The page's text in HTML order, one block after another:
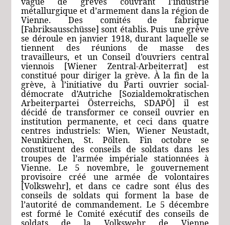
métallurgique et d’armement dans la région de
Vienne. Des comités de fabrique
[Fabriksausschüsse]sont établis. Puis une grève
se déroule en janvier 1918, durant laquelle se
tiennent des réunions de masse des
travailleurs, et un Conseil d’ouvriers central
viennois [Wiener Zentral-Arbeiterrat]
est
constitué pour diriger la grève. À la fin de la
grève, à l’initiative du Parti ouvrier social-
démocrate d’Autriche [Sozialdemokratischen
Arbeiterpartei Österreichs, SDAPÖ] il est
décidé de transformer ce conseil ouvrier en
institution permanente, et ceci dans quatre
centres industriels: Wien, Wiener Neustadt,
Neunkirchen, St. Pölten. Fin octobre se
constituent des conseils de soldats dans les
troupes de l’armée impériale stationnées à
Vienne. Le 5 novembre, le gouvernement
provisoire créé une armée de volontaires
[Volkswehr], et dans ce cadre sont élus des
conseils de soldats qui forment la base de
l’autorité de commandement. Le 5 décembre
est formé le Comité exécutif des conseils de